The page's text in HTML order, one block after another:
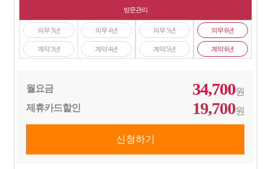
방문관리
의무 3년
계약 3년
의무 4년
계약 4년
의무 5년
계약 5년
의무 6년
계약 6년
월요금 34,700원
제휴카드할인
19,700원